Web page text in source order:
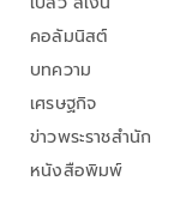
คอลัมนิสต์
บทความ
เศรษฐกิจ
ข่าวพระราชสำนัก
หนังสือพิมพ์